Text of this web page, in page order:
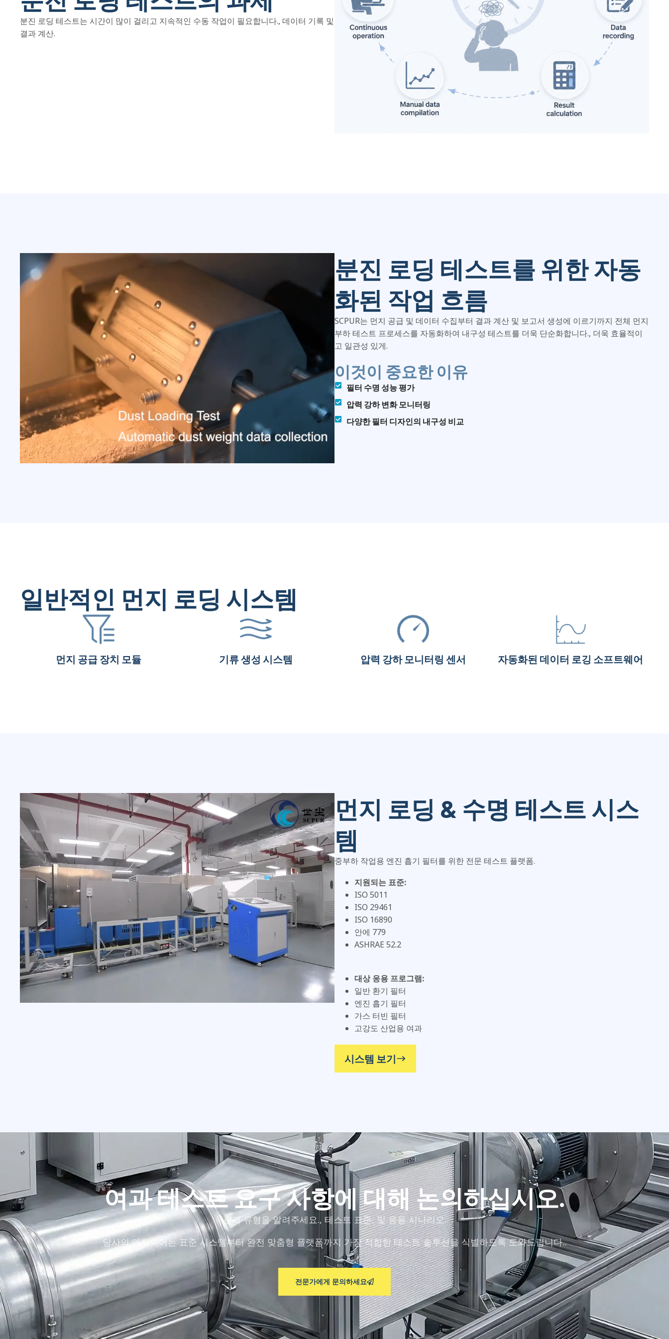
분진 로딩 테스트는 시간이 많이 걸리고 지속적인 수동 작업이 필요합니다., 데이터 기록 및
결과 계산.
분진 로딩 테스트를 위한 자동
화된 작업 흐름
SCPUR는 먼지 공급 및 데이터 수집부터 결과 계산 및 보고서 생성에 이르기까지 전체 먼지
부하 테스트 프로세스를 자동화하여 내구성 테스트를 더욱 단순화합니다., 더욱 효율적이
고 일관성 있게.
이것이 중요한 이유
필터 수명 성능 평가
압력 강하 변화 모니터링
다양한 필터 디자인의 내구성 비교
일반적인 먼지 로딩 시스템
먼지 공급 장치 모듈 기류 생성 시스템 압력 강하 모니터링 센서 자동화된 데이터 로깅 소프트웨어
먼지 로딩 & 수명 테스트 시스
템
중부하 작업용 엔진 흡기 필터를 위한 전문 테스트 플랫폼.
지원되는 표준:
ISO 5011
ISO 29461
ISO 16890
안에 779
ASHRAE 52.2
대상 응용 프로그램:
일반 환기 필터
엔진 흡기 필터
가스 터빈 필터
고강도 산업용 여과
시스템 보기
여과 테스트 요구 사항에 대해 논의하십시오.
필터 유형을 알려주세요., 테스트 표준, 및 응용 시나리오.
당사의 엔지니어는 표준 시스템부터 완전 맞춤형 플랫폼까지 가장 적합한 테스트 솔루션을 식별하도록 도와드립니다..
전문가에게 문의하세요